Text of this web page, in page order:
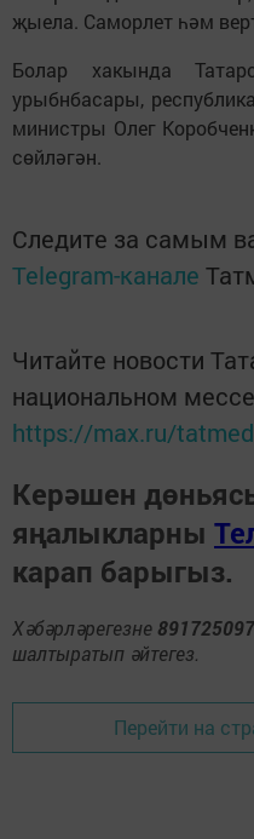
җыела. Саморлет һәм
Болар хакында
урыбнбасары,
министры Олег
сөйләгән.
Следите за самым
Telegram-канале
Читайте новости
национальном
https://max.ru/
Керәшен
яңалыкларны
карап барыгыз.
Хәбәрләрегезне
шалтыратып әйтегез.
Перейти на